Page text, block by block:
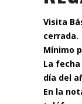
Visita
cerrada.
Mínimo
La
día del
En la